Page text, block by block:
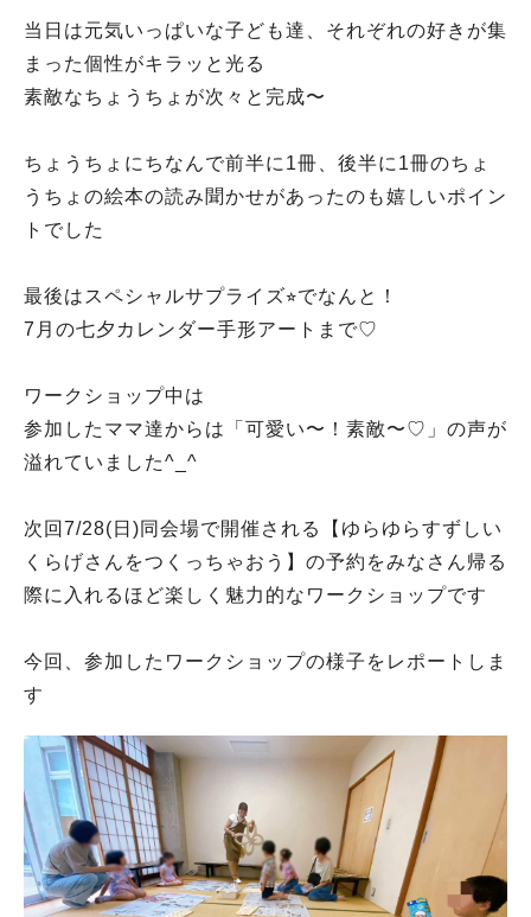
当日は元気いっぱいな子ども達、それぞれの好きが集
まった個性がキラッと光る
素敵なちょうちょが次々と完成〜
ちょうちょにちなんで前半に1冊、後半に1冊のちょ
うちょの絵本の読み聞かせがあったのも嬉しいポイン
トでした
最後はスペシャルサプライズ⭐︎でなんと！
7月の七夕カレンダー手形アートまで♡
ワークショップ中は
参加したママ達からは「可愛い〜！素敵〜♡」の声が
溢れていました^_^
次回7/28(日)同会場で開催される【ゆらゆらすずしい
くらげさんをつくっちゃおう】の予約をみなさん帰る
際に入れるほど楽しく魅力的なワークショップです
今回、参加したワークショップの様子をレポートしま
す